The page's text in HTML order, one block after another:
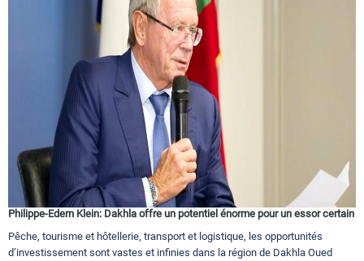
Philippe-Edern Klein: Dakhla offre un potentiel énorme pour un essor certain
Pêche, tourisme et hôtellerie, transport et logistique, les opportunités
d’investissement sont vastes et infinies dans la région de Dakhla Oued